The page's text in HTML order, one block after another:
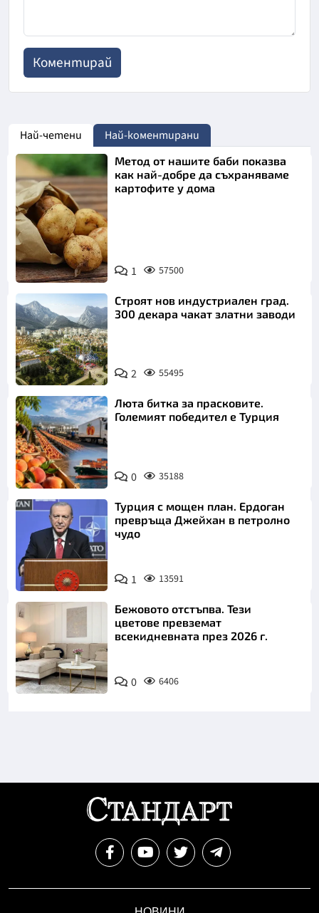
Най-четени Най-коментирани
Снимка:
Пиксабей
Метод от нашите баби показва
как най-добре да съхраняваме
картофите у дома
1 57500
Строят нов индустриален град.
300 декара чакат златни заводи
2 55495
Люта битка за прасковите.
Големият победител е Турция
0 35188
Турция с мощен план. Ердоган
превръща Джейхан в петролно
чудо
1 13591
Бежовото отстъпва. Тези
цветове превземат
всекидневната през 2026 г.
0 6406